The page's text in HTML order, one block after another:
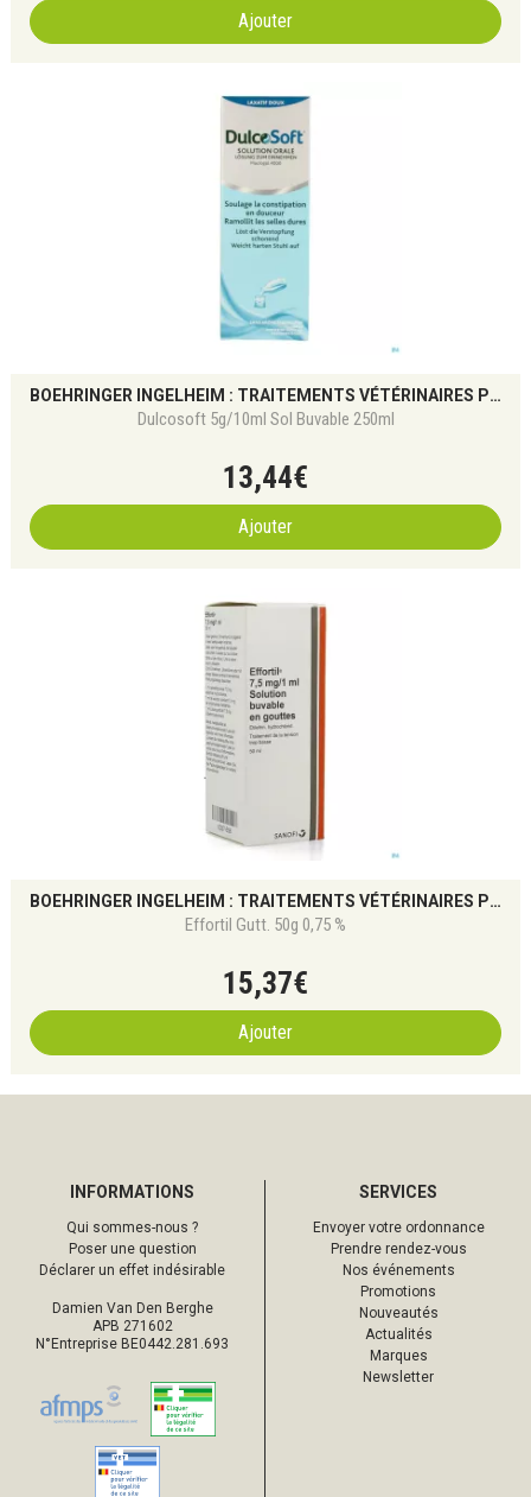
Ajouter
BOEHRINGER INGELHEIM : TRAITEMENTS VÉTÉRINAIRES POUR CHIENS ET CHATS
Dulcosoft 5g/10ml Sol Buvable 250ml
13,44€
Ajouter
BOEHRINGER INGELHEIM : TRAITEMENTS VÉTÉRINAIRES POUR CHIENS ET CHATS
Effortil Gutt. 50g 0,75 %
15,37€
Ajouter
INFORMATIONS
Qui sommes-nous ?
Poser une question
Déclarer un effet indésirable
Damien Van Den Berghe
APB 271602
N°Entreprise BE0442.281.693
SERVICES
Envoyer votre ordonnance
Prendre rendez-vous
Nos événements
Promotions
Nouveautés
Actualités
Marques
Newsletter